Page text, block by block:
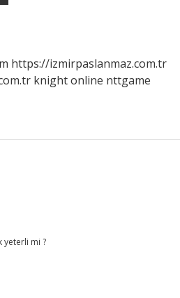
https://izmirpaslanmaz.com.tr
knight online nttgame
yeterli mi ?